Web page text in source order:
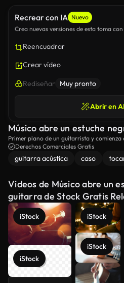
Recrear con IA Nuevo
Crea nuevas versiones de esta toma con
Reencuadrar
Crear vídeo
Rediseñar Muy pronto
Abrir en
Músico abre un estuche
Primer plano de un guitarrista y
moderna
Derechos Comerciales Gratis
guitarra acústica caso
Videos de Músico abre un
guitarra de Stock Gratis
iStock
iStock
iStock
iStock